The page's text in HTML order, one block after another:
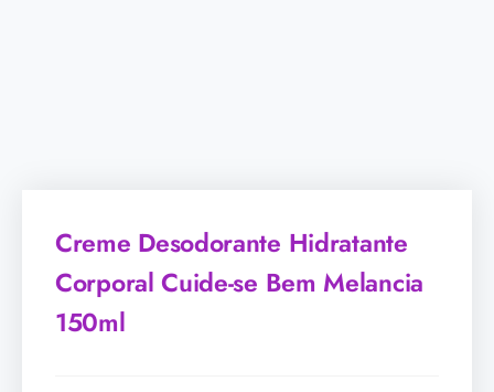
Creme Desodorante Hidratante
Corporal Cuide-se Bem Melancia
150ml